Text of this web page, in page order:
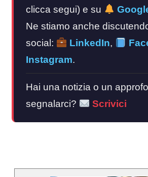
clicca segui) e su
Ne stiamo anche
social:
LinkedIn,
Instagram.
Hai una notizia o un
segnalarci?
Scrivici